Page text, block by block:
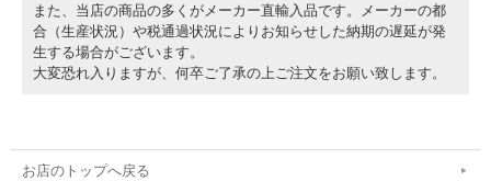
また、当店の商品の多くがメーカー直輸入品です。メーカーの都
合（生産状況）や税通過状況によりお知らせした納期の遅延が発
生する場合がございます。
大変恐れ入りますが、何卒ご了承の上ご注文をお願い致します。
お店のトップへ戻る